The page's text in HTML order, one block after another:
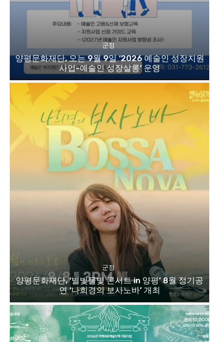
군정
양평문화재단, 오는 9월 9일 ‘2026 예술인 성장지원
사업-예술인 성장살롱’ 운영
군정
양평문화재단, ‘별빛물빛 콘서트 in 양평’ 8월 정기공
연 ‘나희경의 보사노바’ 개최